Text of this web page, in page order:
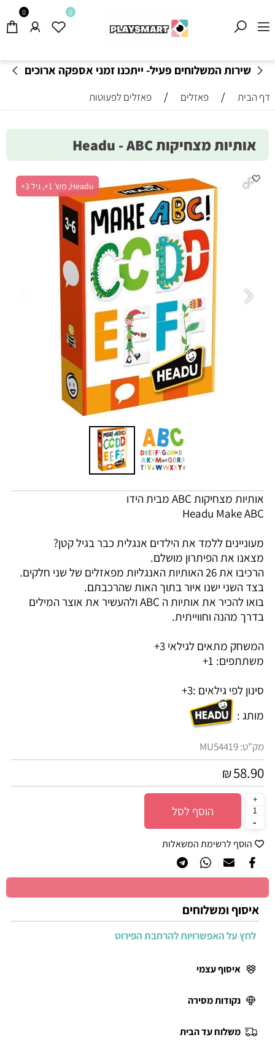
שירות המשלוחים פעיל- ייתכנו זמני אספקה ארוכים
0 0
דף הבית / פאזלים / פאזלים לפעוטות
אותיות מצחיקות Headu - ABC
Headu, מש' 1+, גיל 3+
אותיות מצחיקות ABC מבית הידו
Headu Make ABC
מעוניינים ללמד את הילדים אנגלית כבר בגיל קטן?
מצאנו את הפיתרון מושלם.
הרכיבו את 26 האותיות האנגליות מפאזלים של שני חלקים.
בצד השני ישנו איור בתוך האות שהרכבתם.
בואו להכיר את אותיות ה ABC ולהעשיר את אוצר המילים
בדרך מהנה וחווייתית.
המשחק מתאים לגילאי 3+
משתתפים: 1+
סינון לפי גילאים :3+
מותג :
מק"ט:MU54419
₪58.90
הוסף לסל
הוסף לרשימת המשאלות
איסוף ומשלוחים
לחץ על האפשרויות להרחבת הפירוט
איסוף עצמי
נקודות מסירה
משלוח עד הבית